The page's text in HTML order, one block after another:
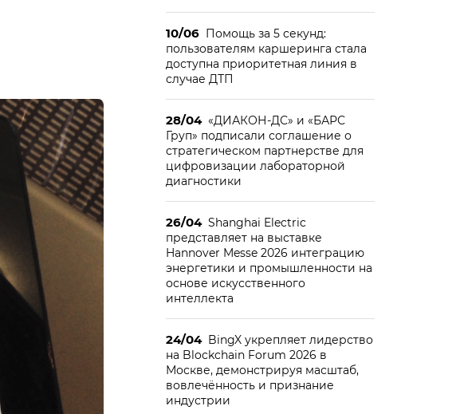
10/06 Помощь за 5 секунд:
пользователям каршеринга стала
доступна приоритетная линия в
случае ДТП
28/04 «ДИАКОН-ДС» и «БАРС
Груп» подписали соглашение о
стратегическом партнерстве для
цифровизации лабораторной
диагностики
26/04 Shanghai Electric
представляет на выставке
Hannover Messe 2026 интеграцию
энергетики и промышленности на
основе искусственного
интеллекта
24/04 BingX укрепляет лидерство
на Blockchain Forum 2026 в
Москве, демонстрируя масштаб,
вовлечённость и признание
индустрии